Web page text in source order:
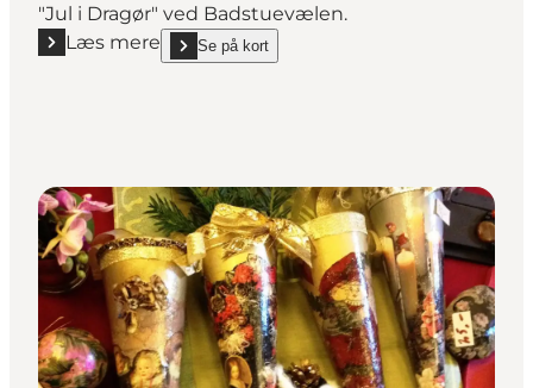
"Jul i Dragør" ved Badstuevælen.
Læs mere
Læs mere "Levende Låger"
Se på kort
show Levende Låger on_map